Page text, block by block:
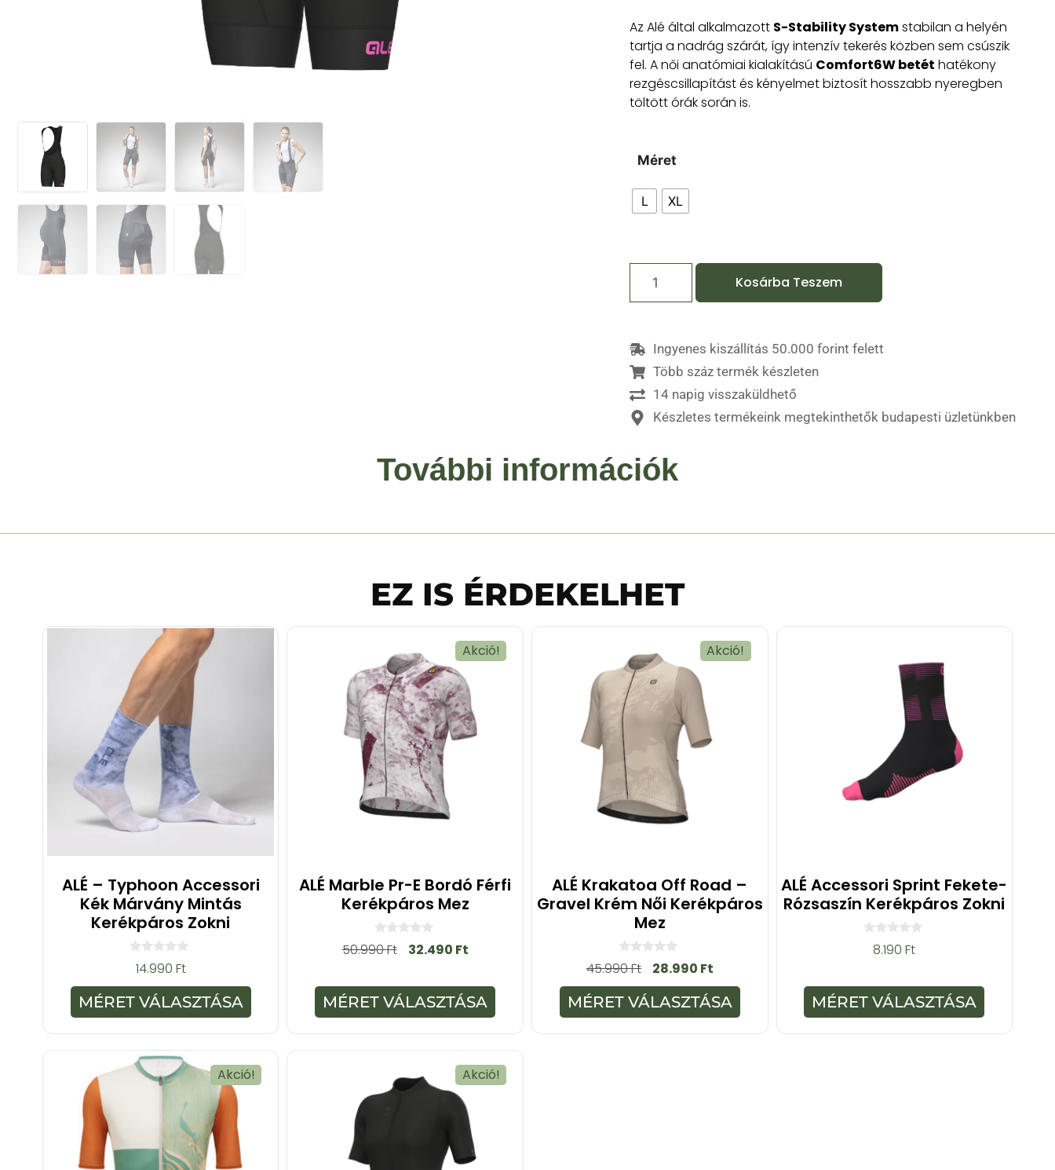
Az Alé által alkalmazott S-Stability Systemstabilan a helyén
tartja a nadrág szárát, így intenzív tekerés közben sem csúszik
fel. A női anatómiai kialakítású Comfort6W betét hatékony
rezgéscsillapítást és kényelmet biztosít hosszabb nyeregben
töltött órák során is.
Méret
L XL
Kosárba Teszem
Ingyenes kiszállítás 50.000 forint felett
Több száz termék készleten
14 napig visszaküldhető
Készletes termékeink megtekinthetők budapesti üzletünkben
További információk
EZ IS ÉRDEKELHET
ALÉ – Typhoon Accessori
Kék Márvány Mintás
Kerékpáros Zokni
0
z
5
-
b
14.990 Ft
MÉRET VÁLASZTÁSA
Akció!
ALÉ Marble Pr-E Bordó Férfi
Kerékpáros Mez
0
a
-
b
ő
l
50.990Ft 32.490 Ft
MÉRET VÁLASZTÁSA
Akció!
ALÉ Krakatoa Off Road –
Gravel Krém Női Kerékpáros
Mez
0
a
z
5
-
b
45.990Ft 28.990 Ft
MÉRET VÁLASZTÁSA
ALÉ Accessori Sprint Fekete-
Rózsaszín Kerékpáros Zokni
-
b
ő
l
8.190Ft
MÉRET VÁLASZTÁSA
Akció! Akció!